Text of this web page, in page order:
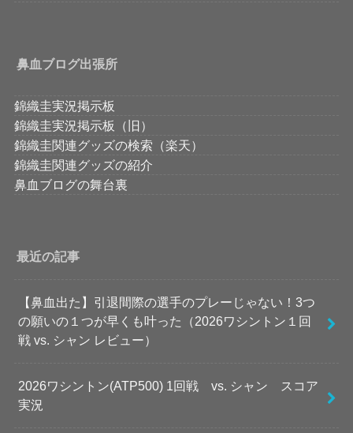
鼻血ブログ出張所
錦織圭実況掲示板
錦織圭実況掲示板（旧）
錦織圭関連グッズの検索（楽天）
錦織圭関連グッズの紹介
鼻血ブログの舞台裏
最近の記事
【鼻血出た】引退間際の選手のプレーじゃない！3つ
の願いの１つが早くも叶った（2026ワシントン１回
戦 vs. シャン レビュー）
2026ワシントン(ATP500) 1回戦 vs. シャン スコア
実況